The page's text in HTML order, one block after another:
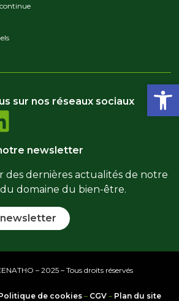
Ouvrir
sur nos réseaux sociaux
newsletter
des dernières actualités de notre
domaine du bien-être.
newsletter
– 2025 – Tous droits réservés
de cookies– CGV– Plan du site